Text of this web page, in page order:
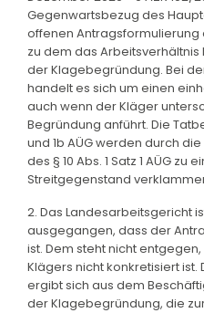
Gegenwartsbezug des
offenen Antragsformulierung
zu dem das
der Klagebegründung. Bei
handelt es sich um einen
auch wenn der Kläger
Begründung anführt. Die
und 1b AÜG werden durch
des § 10 Abs. 1 Satz 1 AÜG zu
Streitgegenstand
2. Das Landesarbeitsgericht
ausgegangen, dass der
ist. Dem steht nicht
Klägers nicht konkretisiert
ergibt sich aus dem
der Klagebegründung, die